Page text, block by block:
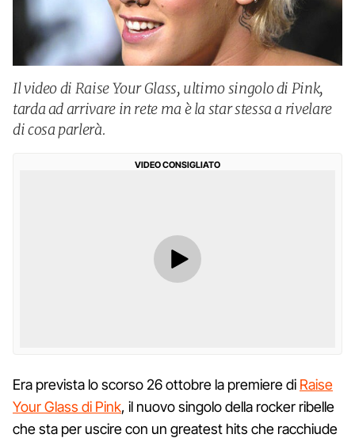
Il video di Raise Your Glass, ultimo singolo di Pink,
tarda ad arrivare in rete ma è la star stessa a rivelare
di cosa parlerà.
VIDEO CONSIGLIATO
Era prevista lo scorso 26 ottobre la premiere di Raise
Your Glass di Pink, il nuovo singolo della rocker ribelle
che sta per uscire con un greatest hits che racchiude